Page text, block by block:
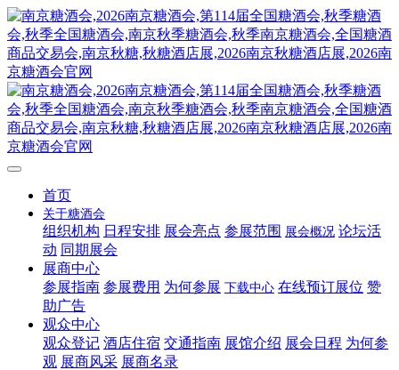
首页
关于糖酒会
组织机构 日程安排 展会亮点 参展范围 展会概况 论坛活
动 同期展会
展商中心
参展指南 参展费用 为何参展 下载中心 在线预订展位 赞
助广告
观众中心
观众登记 酒店住宿 交通指南 展馆介绍 展会日程 为何参
观 展商风采 展商名录